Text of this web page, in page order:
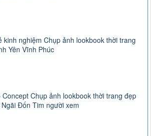
kinh nghiệm Chụp ảnh lookbook thời trang
Yên Vĩnh Phúc
Concept Chụp ảnh lookbook thời trang đẹp
Đốn Tim người xem